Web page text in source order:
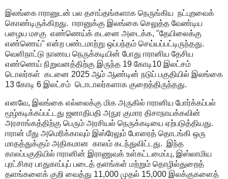
இலங்கை ஈரானுடன் பல தசாப்தங்களாக நெருங்கிய நட்புறவைக்
கொண்டிருக்கிறது. ஈரானுக்கு இலங்கை செலுத்த வேண்டிய
பழைய மசகு எண்ணெய்க் கடனை அடைக்க, "தேயிலைக்கு
எண்ணெய்" என்ற பண்டமாற்று ஒப்பந்தம் செய்யப்பட்டிருந்தது.
வெளிநாட்டு நாணய நெருக்கடியின் போது ஈரானிய தேசிய
எண்ணெய் நிறுவனத்திற்கு இருந்த 19 கோடி10 இலட்சம்
டொலர்கள் கடனை 2025 ஆம் ஆண்டின் நடுப் பகுதியில் இலங்கை
13 கோடி 6 இலட்சம் டொடாலர்களாக குறைத்திருந்தது.
எனவே, இலங்கை எல்லைக்கு மிக அருகில் ஈரானிய போர்க்கப்பல்
மூழ்கடிக்கப்பட்டது ஜனாதிபதி அநுர குமார திசாநாயக்கவின்
அரசாங்கத்திற்கு பெரும் அரசியல் நெருக்கடியை ஏற்படுத்தியது.
ஈரான் மீது அமெரிக்காவும் இஸ்ரேலும் போரைத் தொடங்கி ஒரு
மாதத்துக்கும் அதிகமான காலம் கடந்துவிட்டது. இந்த
காலப்பகுதியில் ஈரானின் இராணுவக் உள்கட்டமைப்பு, இஸ்லாமிய
புரட்சிகர பாதுகாப்புப் படைத் தளங்கள் மற்றும் தொழில்துறைத்
தளங்களைக் குறி வைத்து 11,000 முதல் 15,000 இலக்குகளைத்